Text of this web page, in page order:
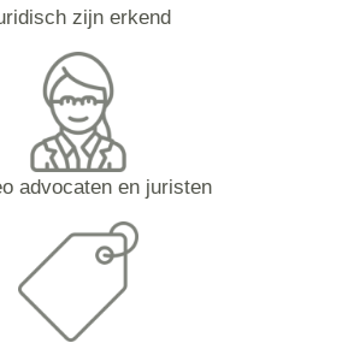
zijn erkend
advocaten en juristen